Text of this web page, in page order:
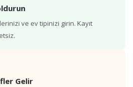
ve ev tipinizi girin. Kayıt
Gelir